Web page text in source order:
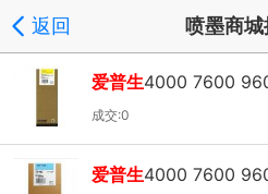
返回 喷墨商
爱普生4000 7600
黄色
成交:0
爱普生4000 7600